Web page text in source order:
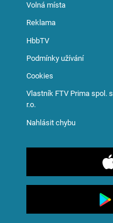
Volná místa
Reklama
HbbTV
Podmínky užívání
Cookies
Vlastník FTV Prima spol. s
r.o.
Nahlásit chybu